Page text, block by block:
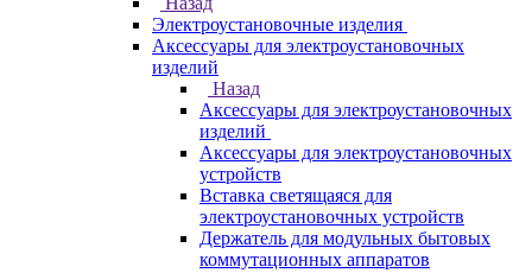
Электроустановочные изделия
Аксессуары для электроустановочных
изделий
Назад
Аксессуары для электроустановочных
изделий
Аксессуары для электроустановочных
устройств
Вставка светящаяся для
электроустановочных устройств
Держатель для модульных бытовых
коммутационных аппаратов